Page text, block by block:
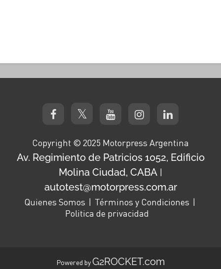
Copyright © 2025 Motorpress Argentina
Av. Regimiento de Patricios 1052, Edificio
Molina Ciudad, CABA |
autotest@motorpress.com.ar
Quienes Somos
Términos y Condiciones
Politica de privacidad
Powered byG2ROCKET.com